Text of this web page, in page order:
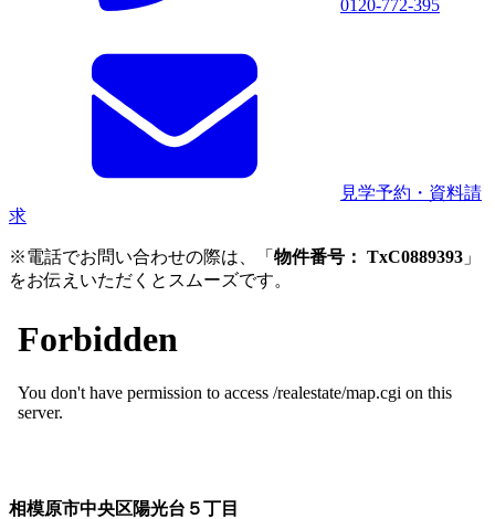
0120-772-395
見学予約・資料請
求
※電話でお問い合わせの際は、「 物件番号： TxC0889393 」
をお伝えいただくとスムーズです。
相模原市中央区陽光台５丁目